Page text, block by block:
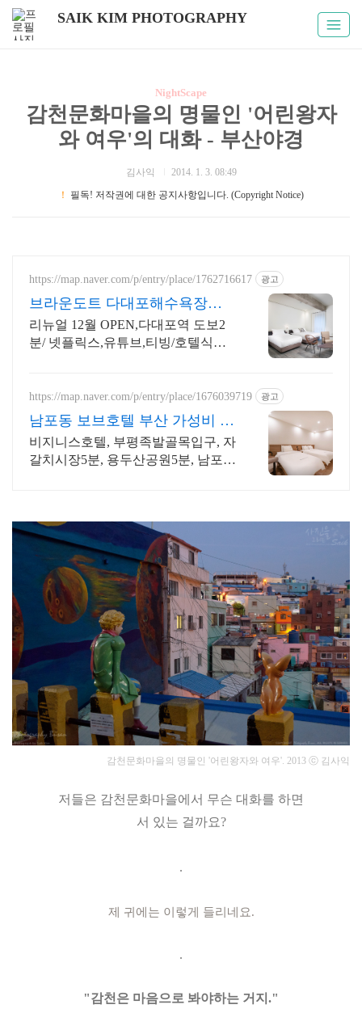
SAIK KIM PHOTOGRAPHY
NightScape
감천문화마을의 명물인 '어린왕자
와 여우'의 대화 - 부산야경
김사익
2014. 1. 3. 08:49
！
필독! 저작권에 대한 공지사항입니다. (Copyright Notice)
https://map.naver.com/p/entry/place/1762716617 광고
브라운도트 다대포해수욕장점
다대호해수욕장 호텔은 여기!
리뉴얼 12월 OPEN,다대포역 도보2
분/ 넷플릭스,유튜브,티빙/호텔식침
https://map.naver.com/p/entry/place/1676039719 광고
남포동 보브호텔 부산 가성비 숙
소는 여기!
비지니스호텔, 부평족발골목입구, 자
갈치시장5분, 용두산공원5분, 남포동
감천문화마을의 명물인 '어린왕자와 여우'. 2013 ⓒ 김사익
저들은 감천문화마을에서 무슨 대화를 하면
서 있는 걸까요?
.
제 귀에는 이렇게 들리네요.
.
"감천은 마음으로 봐야하는 거지."